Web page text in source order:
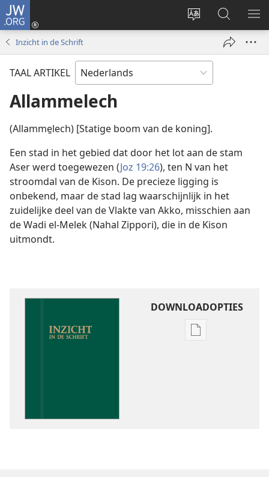
JW.ORG
Taal
wijzigen
Inloggen
(opent
Zoeken
op
JW.ORG
Inzicht in de Schrift
TAAL ARTIKEL
Allammelech
(Allamme̱lech) [Statige boom van de koning].
Een stad in het gebied dat door het lot aan de stam
Aser werd toegewezen (Joz 19:26), ten N van het
stroomdal van de Kison. De precieze ligging is
onbekend, maar de stad lag waarschijnlijk in het
zuidelijke deel van de Vlakte van Akko, misschien aan
de Wadi el-Melek (Nahal Zippori), die in de Kison
uitmondt.
DOWNLOADOPTIES